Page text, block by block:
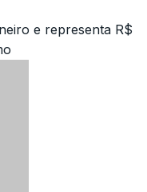
e representa R$